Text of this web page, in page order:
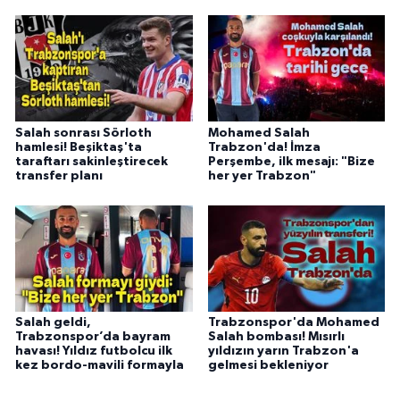
Salah sonrası Sörloth
hamlesi! Beşiktaş'ta
taraftarı sakinleştirecek
transfer planı
Mohamed Salah
Trabzon'da! İmza
Perşembe, ilk mesajı: "Bize
her yer Trabzon"
Salah geldi,
Trabzonspor’da bayram
havası! Yıldız futbolcu ilk
kez bordo-mavili formayla
Trabzonspor'da Mohamed
Salah bombası! Mısırlı
yıldızın yarın Trabzon'a
gelmesi bekleniyor